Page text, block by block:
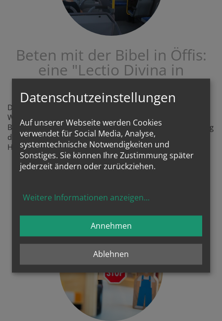
Beten mit der Bibel in Öffis:
eine "Lectio Divina in
Vehiculis Publi"
Die Lectio Divina, das betende Lesen und betrachten des
Wortes Gottes hier in den ÖFFIs vorgeschlagen - mit
Bibelstellen, wenn man im Berufsverkehr oder am Heimweg
der Menschen pilgert, fürs Vorbeifahren an Orten der
Hoffnung, wie Bildungseinrichtungen, Pflegestätten, ...
LECTIO-VORSCHLÄGE
Datenschutzeinstellungen
Auf unserer Webseite werden Cookies
verwendet für Social Media, Analyse,
systemtechnische Notwendigkeiten und
Sonstiges. Sie können Ihre Zustimmung später
jederzeit ändern oder zurückziehen.
Weitere Informationen anzeigen...
Ablehnen
Annehmen